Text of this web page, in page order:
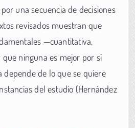
una secuencia de decisiones
revisados muestran que
—cuantitativa,
ninguna es mejor por sí
depende de lo que se quiere
del estudio (Hernández